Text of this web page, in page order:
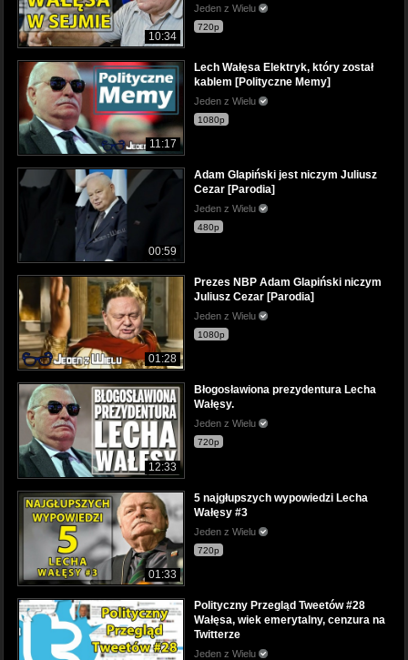
10:34
Jeden z Wielu
720p
11:17
Lech Wałęsa Elektryk, który został
kablem [Polityczne Memy]
Jeden z Wielu
1080p
00:59
Adam Glapiński jest niczym Juliusz
Cezar [Parodia]
Jeden z Wielu
480p
01:28
Prezes NBP Adam Glapiński niczym
Juliusz Cezar [Parodia]
Jeden z Wielu
1080p
12:33
Błogosławiona prezydentura Lecha
Wałęsy.
Jeden z Wielu
720p
01:33
5 najgłupszych wypowiedzi Lecha
Wałęsy #3
Jeden z Wielu
720p
Polityczny Przegląd Tweetów #28
Wałęsa, wiek emerytalny, cenzura na
Twitterze
Jeden z Wielu